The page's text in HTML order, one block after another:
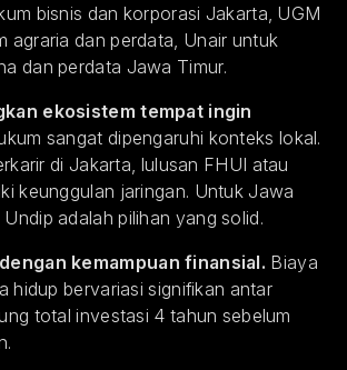
bisnis dan korporasi Jakarta, UGM
agraria dan perdata, Unair untuk
dan perdata Jawa Timur.
ekosistem tempat ingin
sangat dipengaruhi konteks lokal.
di Jakarta, lulusan FHUI atau
keunggulan jaringan. Untuk Jawa
adalah pilihan yang solid.
kemampuan finansial. Biaya
hidup bervariasi signifikan antar
total investasi 4 tahun sebelum